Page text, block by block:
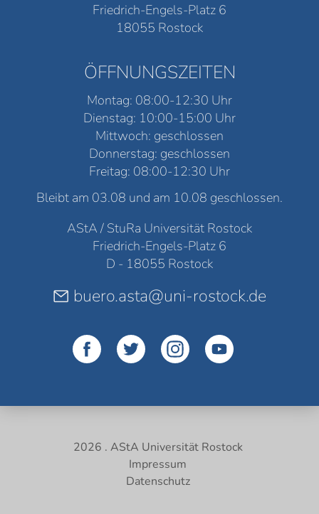
Friedrich-Engels-Platz 6
18055 Rostock
ÖFFNUNGSZEITEN
Montag: 08:00-12:30 Uhr
Dienstag: 10:00-15:00 Uhr
Mittwoch: geschlossen
Donnerstag: geschlossen
Freitag: 08:00-12:30 Uhr
Bleibt am 03.08 und am 10.08 geschlossen.
AStA / StuRa Universität Rostock
Friedrich-Engels-Platz 6
D - 18055 Rostock
buero.asta@uni-rostock.de
2026 . AStA Universität Rostock
Impressum
Datenschutz